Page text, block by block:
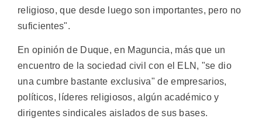
religioso, que desde luego son importantes, pero no
suficientes".
En opinión de Duque, en Maguncia, más que un
encuentro de la sociedad civil con el ELN, "se dio
una cumbre bastante exclusiva" de empresarios,
políticos, líderes religiosos, algún académico y
dirigentes sindicales aislados de sus bases.